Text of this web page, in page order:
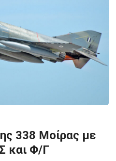
338 Μοίρας με
και Φ/Γ